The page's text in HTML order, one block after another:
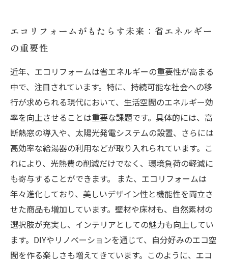
エコリフォームがもたらす未来：省エネルギー
の重要性
近年、エコリフォームは省エネルギーの重要性が高まる
中で、注目されています。特に、持続可能な社会への移
行が求められる現代において、生活空間のエネルギー効
率を向上させることは重要な課題です。具体的には、高
断熱窓の導入や、太陽光発電システムの設置、さらには
高効率な給湯器の利用などが取り入れられています。こ
れにより、光熱費の削減だけでなく、環境負荷の軽減に
も寄与することができます。 また、エコリフォームは
年々進化しており、美しいデザイン性と機能性を両立さ
せた商品も増加しています。壁材や床材も、自然素材の
選択肢が充実し、インテリアとしての魅力も向上してい
ます。DIYやリノベーションを通じて、自分好みのエコ空
間を作る楽しさも増えてきています。このように、エコ